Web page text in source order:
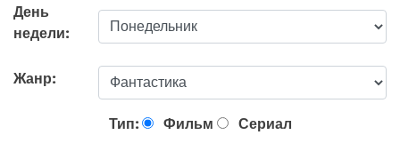
День
недели:
Жанр:
Тип: Фильм Сериал